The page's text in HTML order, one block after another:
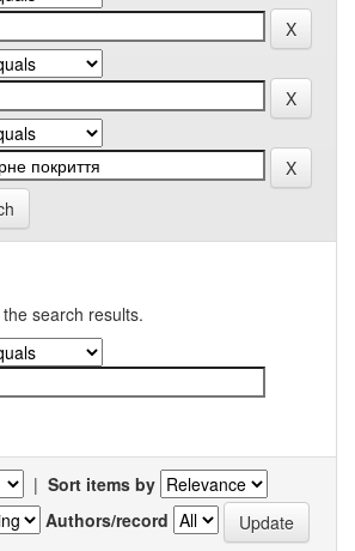
search results.
| Sort items by
Authors/record